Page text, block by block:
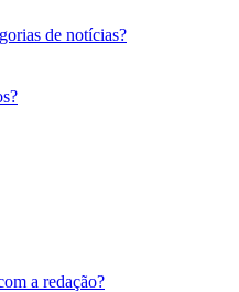
de notícias?
a redação?